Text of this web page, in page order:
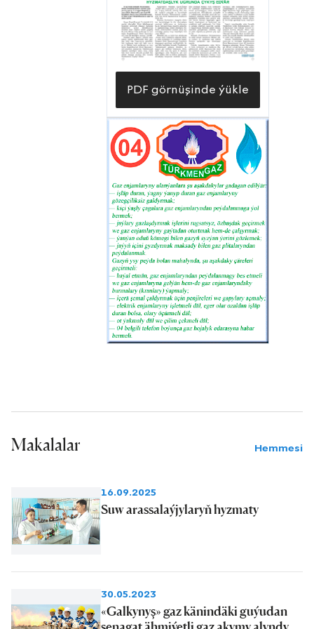
«Nebitgazburawlaýyş» trestiniň buraw
işleri müdirlikleriniň hünärmenleri şu
günler «Halkyň Arkadagly zamanasy»
ýylynyň ruhuna laýyk işleri bitirmek
üçin has-da gaýratly zähmet çekýärler.
PDF görnüşinde ýükle
Makalalar Hemmesi
16.09.2025
Suw arassalaýjylaryň hyzmaty
30.05.2023
«Galkynyş» gaz känindäki guýudan